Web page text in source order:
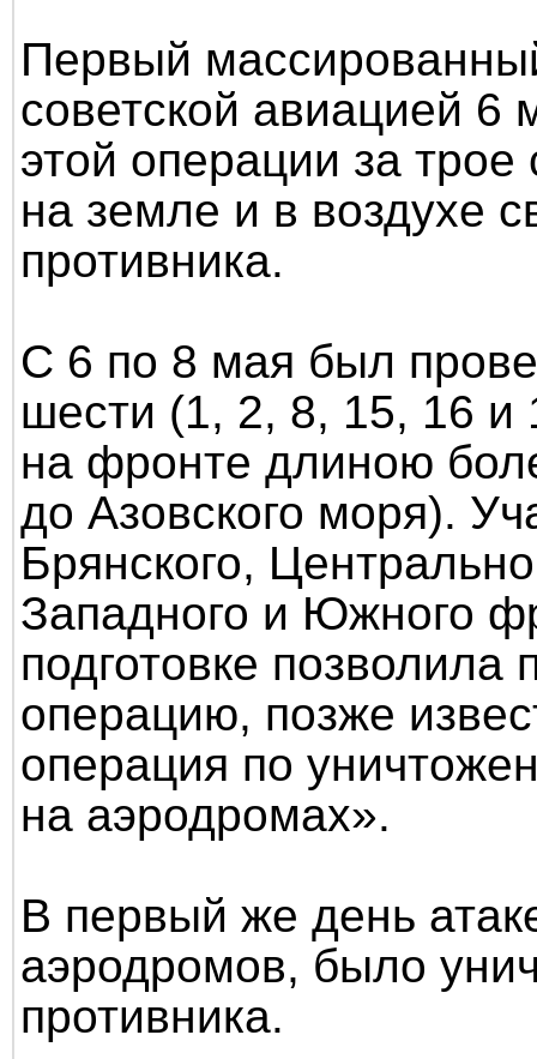
Первый
советской авиацией 6
этой операции за
на земле и в воздухе
противника.
С 6 по 8 мая был
шести (1, 2, 8, 15, 16
на фронте длиною
до Азовского моря).
Брянского,
Западного и Южного
подготовке
операцию, позже
операция по
на аэродромах».
В первый же день
аэродромов, было
противника.